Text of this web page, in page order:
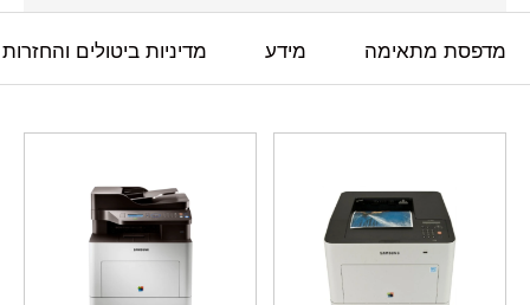
מדפסת מתאימה מידע מדיניות ביטולים והחזרות